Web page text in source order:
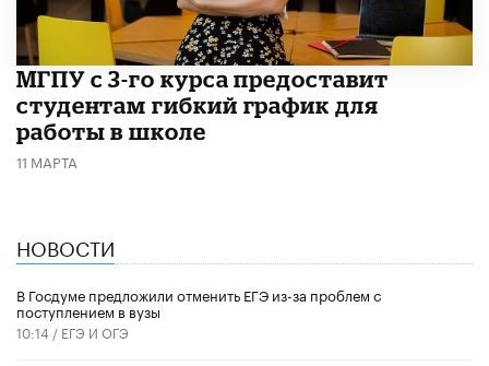
МГПУ с 3-го курса предоставит
студентам гибкий график для
работы в школе
11 МАРТА
НОВОСТИ
В Госдуме предложили отменить ЕГЭ из-за проблем с
поступлением в вузы
10:14 / ЕГЭ И ОГЭ